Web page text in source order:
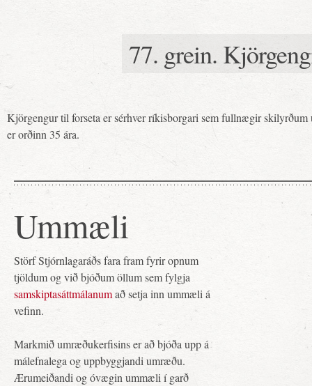
77. grein.
Kjörgengur til forseta er sérhver ríkisborgari sem fullnægir
er orðinn 35 ára.
Ummæli
Störf Stjórnlagaráðs fara fram fyrir opnum
tjöldum og við bjóðum öllum sem fylgja
samskiptasáttmálanumað setja inn ummæli á
vefinn.
Markmið umræðukerfisins er að bjóða upp á
málefnalega og uppbyggjandi umræðu.
Ærumeiðandi og óvægin ummæli í garð